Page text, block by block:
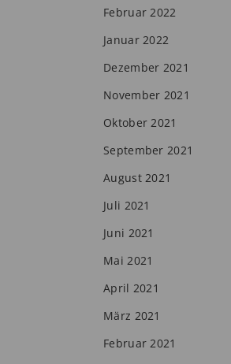
Februar 2022
Januar 2022
Dezember 2021
November 2021
Oktober 2021
September 2021
August 2021
Juli 2021
Juni 2021
Mai 2021
April 2021
März 2021
Februar 2021